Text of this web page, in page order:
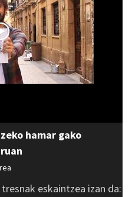
hamar gako
eskaintzea izan da: